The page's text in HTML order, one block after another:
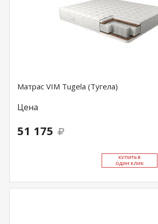
Матрас VIM Tugela (Тугела)
Цена
51 175
КУ­ПИТЬ В
ОДИН КЛИК